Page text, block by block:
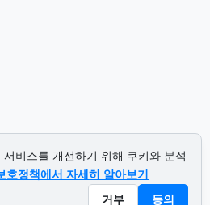
비스를 개선하기 위해 쿠키와 분석
호정책에서 자세히 알아보기.
거부
동의